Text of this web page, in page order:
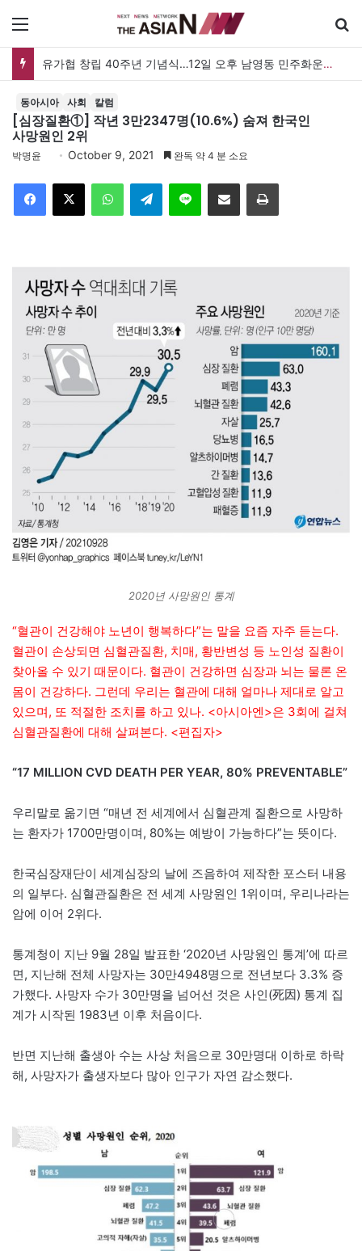
유가협 창립 40주년 기념식…12일 오후 남영동 민주화운동기념관
동아시아 사회 칼럼
[심장질환①] 작년 3만2347명(10.6%) 숨져 한국인
사망원인 2위
박명윤 October 9, 2021 완독 약 4 분 소요
Telegram 이메일
2020년 사망원인 통계
“혈관이 건강해야 노년이 행복하다”는 말을 요즘 자주 듣는다.
혈관이 손상되면 심혈관질환, 치매, 황반변성 등 노인성 질환이
찾아올 수 있기 때문이다. 혈관이 건강하면 심장과 뇌는 물론 온
몸이 건강하다. 그런데 우리는 혈관에 대해 얼마나 제대로 알고
있으며, 또 적절한 조치를 하고 있나. <아시아엔>은 3회에 걸쳐
심혈관질환에 대해 살펴본다. <편집자>
“17 MILLION CVD DEATH PER YEAR, 80% PREVENTABLE”
우리말로 옮기면 “매년 전 세계에서 심혈관계 질환으로 사망하
는 환자가 1700만명이며, 80%는 예방이 가능하다”는 뜻이다.
한국심장재단이 세계심장의 날에 즈음하여 제작한 포스터 내용
의 일부다. 심혈관질환은 전 세계 사망원인 1위이며, 우리나라는
암에 이어 2위다.
통계청이 지난 9월 28일 발표한 ‘2020년 사망원인 통계’에 따르
면, 지난해 전체 사망자는 30만4948명으로 전년보다 3.3% 증
가했다. 사망자 수가 30만명을 넘어선 것은 사인(死因) 통계 집
계가 시작된 1983년 이후 처음이다.
반면 지난해 출생아 수는 사상 처음으로 30만명대 이하로 하락
해, 사망자가 출생자보다 많아 인구가 자연 감소했다.